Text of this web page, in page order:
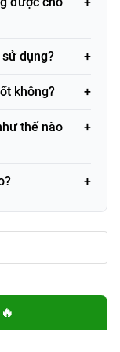
250ml
suốt, an toàn
suốt, đảm bảo
liệu nhựa
dụng?
không?
thế nào